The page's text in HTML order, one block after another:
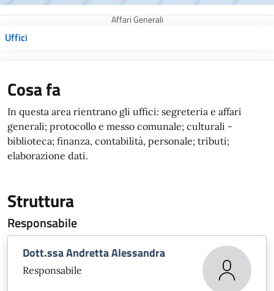
Affari Generali
Uffici
Cosa fa
In questa area rientrano gli uffici: segreteria e affari
generali; protocollo e messo comunale; culturali -
biblioteca; finanza, contabilità, personale; tributi;
elaborazione dati.
Struttura
Responsabile
Dott.ssa Andretta Alessandra
Responsabile